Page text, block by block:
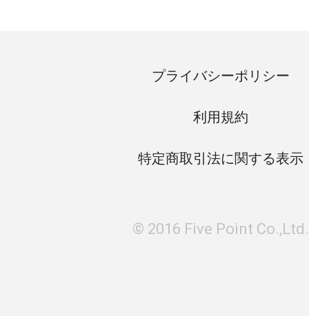
プライバシーポリシー
利用規約
特定商取引法に関する表示
© 2016 Five Point Co.,Ltd.